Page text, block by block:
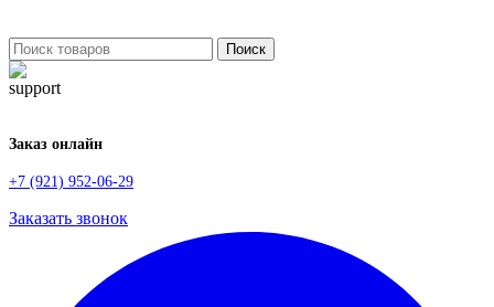
Поиск
Заказ онлайн
+7 (921) 952-06-29
Заказать звонок